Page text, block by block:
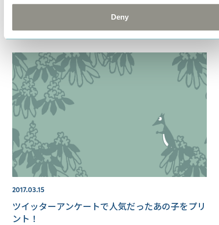
Deny
2017.03.18
線画のイラストがかわいい♪シンプル総柄ワンピ
ース。
2017.03.15
ツイッターアンケートで人気だったあの子をプリ
ント！